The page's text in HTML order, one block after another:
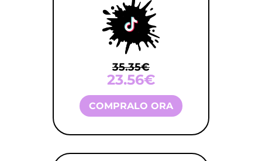
35.35€
23.56€
COMPRALO ORA